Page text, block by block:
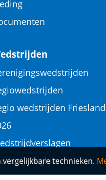
wedstrijden Friesland
technieken.